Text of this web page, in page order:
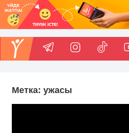
Метка: ужасы